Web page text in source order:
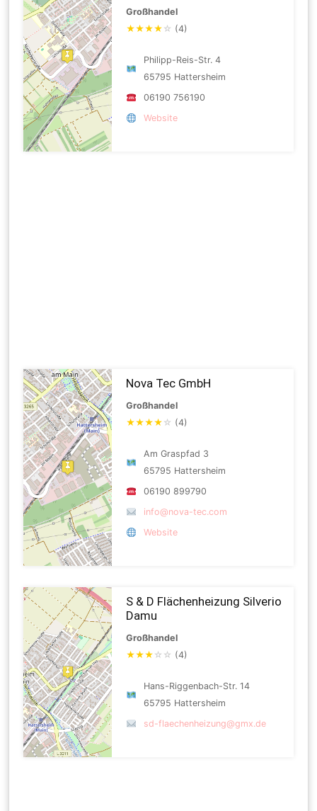
Großhandel
★★★★ ☆ (4)
Philipp-Reis-Str. 4
65795 Hattersheim
06190 756190
Website
Nova Tec GmbH
Großhandel
★★★★ ☆ (4)
Am Graspfad 3
65795 Hattersheim
06190 899790
info@nova-tec.com
Website
S & D Flächenheizung Silverio
Damu
Großhandel
★★★ ☆ ☆ (4)
Hans-Riggenbach-Str. 14
65795 Hattersheim
sd-flaechenheizung@gmx.de